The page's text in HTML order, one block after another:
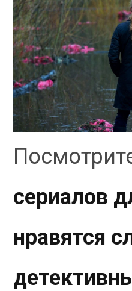
сериалов
нравятся